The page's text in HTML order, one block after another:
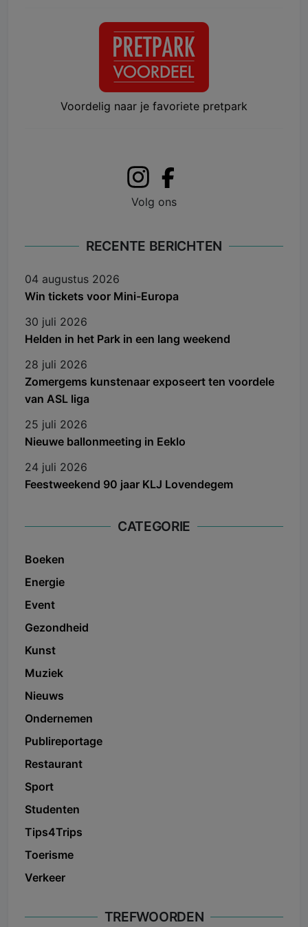
Voordelig naar je favoriete pretpark
Volg ons
RECENTE BERICHTEN
04 augustus 2026
Win tickets voor Mini-Europa
30 juli 2026
Helden in het Park in een lang weekend
28 juli 2026
Zomergems kunstenaar exposeert ten voordele
van ASL liga
25 juli 2026
Nieuwe ballonmeeting in Eeklo
24 juli 2026
Feestweekend 90 jaar KLJ Lovendegem
CATEGORIE
Boeken
Energie
Event
Gezondheid
Kunst
Muziek
Nieuws
Ondernemen
Publireportage
Restaurant
Sport
Studenten
Tips4Trips
Toerisme
Verkeer
TREFWOORDEN